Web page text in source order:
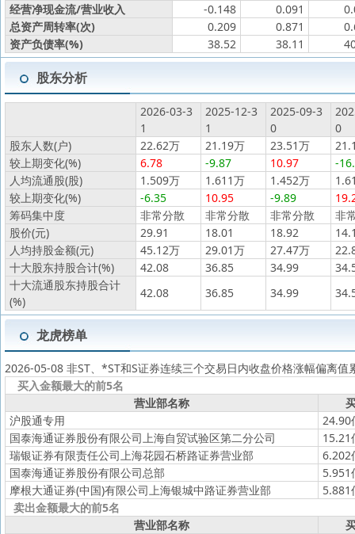
经营净现金流/营业收入
-0.148 0.091
总资产周转率(次)
0.209 0.871
资产负债率(%)
38.52 38.11
股东分析
2026-03-3
1
2025-12-3
1
2025-09-3
0
0
股东人数(户)
22.62万 21.19万 23.51万
较上期变化(%)
6.78 -9.87 10.97
-
人均流通股(股)
1.509万 1.611万 1.452万
较上期变化(%)
-6.35 10.95 -9.89
筹码集中度
非常分散 非常分散 非常分散
非
股价(元)
29.91 18.01 18.92
人均持股金额(元)
45.12万 29.01万 27.47万
十大股东持股合计(%)
42.08 36.85 34.99
十大流通股东持股合计
(%)
42.08 36.85 34.99
龙虎榜单
2026-05-08 非ST、*ST和S证券连续三个交易日内收盘价格涨幅偏离值
买入金额最大的前5名
营业部名称
沪股通专用
24.90
国泰海通证券股份有限公司上海自贸试验区第二分公司
15.21
瑞银证券有限责任公司上海花园石桥路证券营业部
6.202
国泰海通证券股份有限公司总部
5.951
摩根大通证券(中国)有限公司上海银城中路证券营业部
5.881
卖出金额最大的前5名
营业部名称